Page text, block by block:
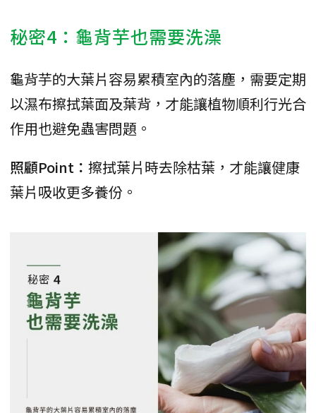
秘密4：龜背芋也需要洗澡
龜背芋的大葉片容易累積室內的落塵，需要定期
以濕布擦拭葉面及葉背，才能讓植物順利行光合
作用也避免蟲害問題。
照顧Point： 擦拭葉片時去除枯葉，才能讓健康
葉片吸收更多養份。